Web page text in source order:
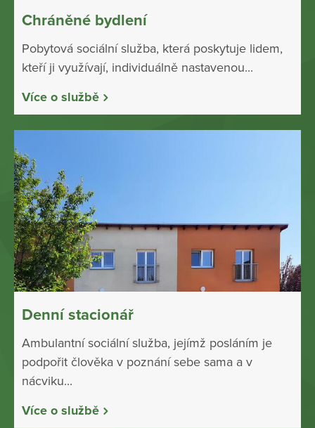
Chráněné bydlení
Pobytová sociální služba, která poskytuje lidem,
kteří ji využívají, individuálně nastavenou...
Více o službě
Denní stacionář
Ambulantní sociální služba, jejímž posláním je
podpořit člověka v poznání sebe sama a v
nácviku...
Více o službě